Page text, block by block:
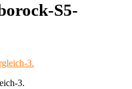
S5-
3.